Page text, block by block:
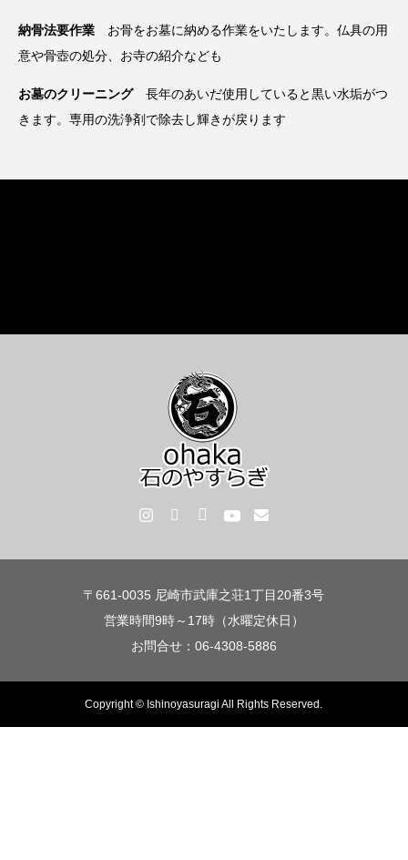
納骨法要作業 お骨をお墓に納める作業をいたします。仏具の用
意や骨壺の処分、お寺の紹介なども
お墓のクリーニング長年のあいだ使用していると黒い水垢がつ
きます。専用の洗浄剤で除去し輝きが戻ります
〒661-0035 尼崎市武庫之荘1丁目20番3号
営業時間9時～17時（水曜定休日）
お問合せ：06-4308-5886
Copyright © Ishinoyasuragi All Rights Reserved.